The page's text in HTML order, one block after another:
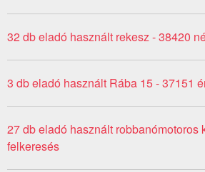
32 db eladó használt rekesz - 38420
3 db eladó használt Rába 15 - 37151
27 db eladó használt robbanómotoros
felkeresés